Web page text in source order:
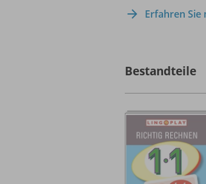
Erfahren Sie
Bestandteile